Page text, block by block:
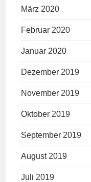
März 2020
Februar 2020
Januar 2020
Dezember 2019
November 2019
Oktober 2019
September 2019
August 2019
Juli 2019